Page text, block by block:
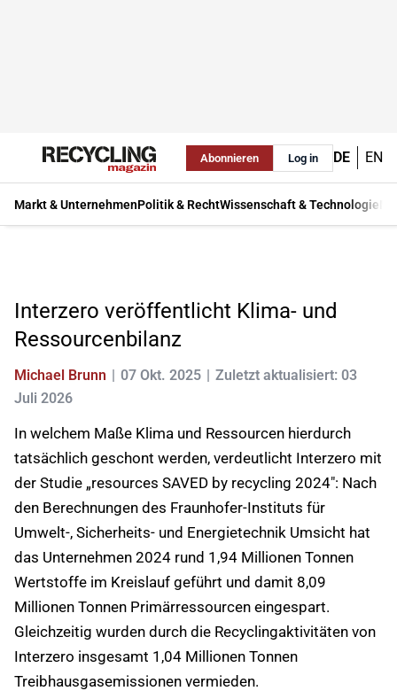
Abonnieren Log in DE EN
Markt & UnternehmenPolitik & RechtWissenschaft & Technologie
Interzero veröffentlicht Klima- und
Ressourcenbilanz
Michael Brunn 07 Okt. 2025
Zuletzt aktualisiert: 03
Juli 2026
In welchem Maße Klima und Ressourcen hierdurch
tatsächlich geschont werden, verdeutlicht Interzero mit
der Studie „resources SAVED by recycling 2024": Nach
den Berechnungen des Fraunhofer-Instituts für
Umwelt-, Sicherheits- und Energietechnik Umsicht hat
das Unternehmen 2024 rund 1,94 Millionen Tonnen
Wertstoffe im Kreislauf geführt und damit 8,09
Millionen Tonnen Primärressourcen eingespart.
Gleichzeitig wurden durch die Recyclingaktivitäten von
Interzero insgesamt 1,04 Millionen Tonnen
Treibhausgasemissionen vermieden.